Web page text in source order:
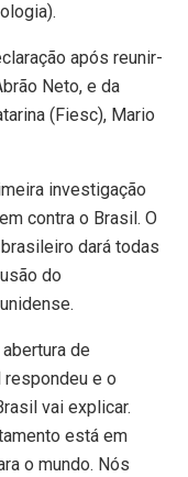
após reunir-
Neto, e da
(Fiesc), Mario
investigação
contra o Brasil. O
dará todas
do
de
e o
vai explicar.
está em
o mundo. Nós